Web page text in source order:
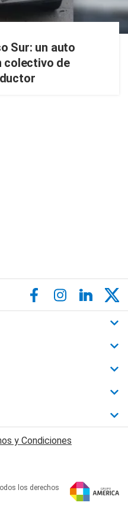
Sur: un auto
colectivo de
y Condiciones
los derechos